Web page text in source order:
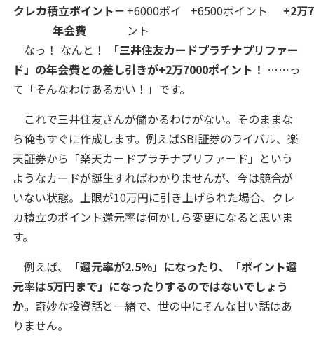
クレカ積立ポイント－
年会費
+6000ポイ
ント
+6500ポイント +2万
なっ！ なんと！
「三井住友カードプラチナプリファー
ド」の年会費との差し引きが+2万7000ポイント！ ……っ
て「そんなわけあるかい！」です。
これで三井住友さんが儲かるわけがない。そのままな
ら俺もすぐに作成します。例えばSBI証券のライバル、楽
天証券から「楽天カードプラチナプリファード」という
ようなカードが誕生すればわかりませんが、今は競合が
いない状態。上限が10万円に引き上げられた場合、クレ
カ積立のポイント還元率は何かしら変更になると思いま
す。
例えば、
「還元率が2.5％」になったり、「ポイント還
元率は5万円まで」になったりするのではないでしょう
か。 奇妙な投資話と一緒で、世の中にそんな甘い話はあ
りません。